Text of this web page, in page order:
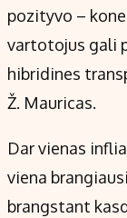
pozityvo –
vartotojus gali
hibridines
Ž. Mauricas.
Dar vienas
viena
brangstant